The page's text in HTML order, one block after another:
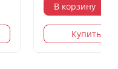
В корзину
Купить в